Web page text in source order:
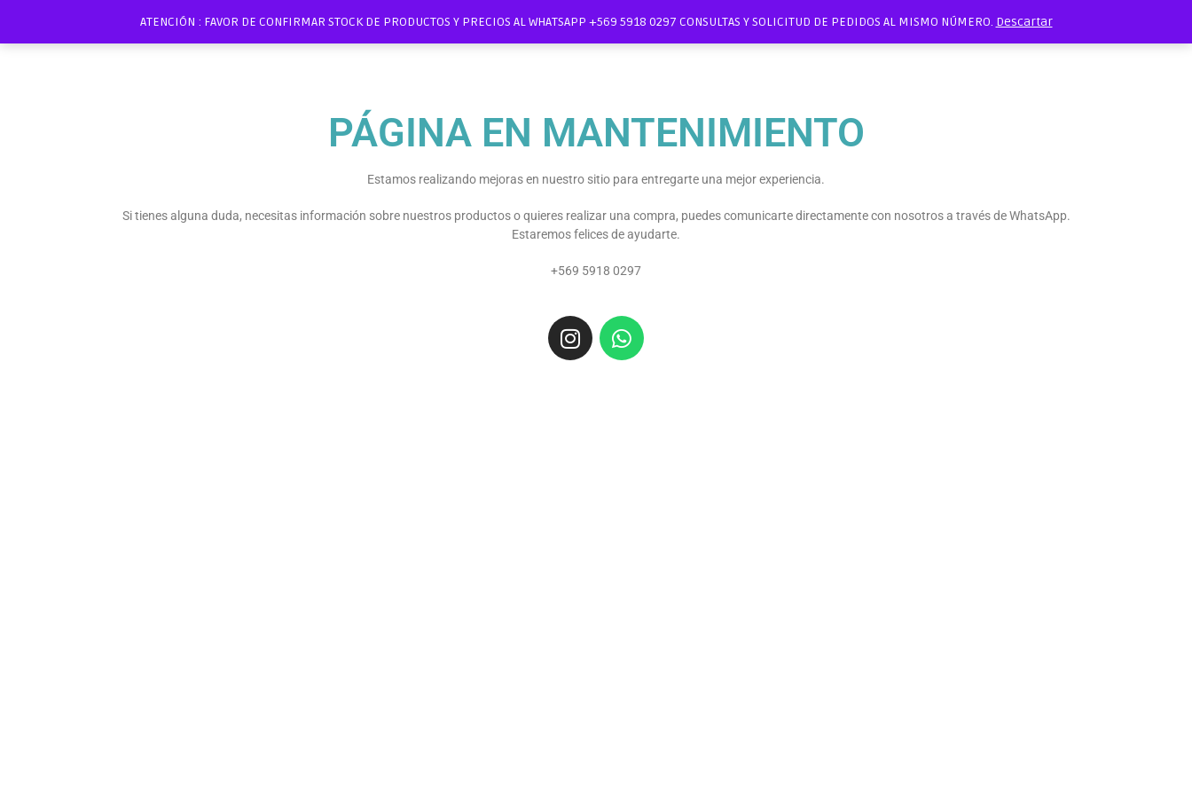
ATENCIÓN : FAVOR DE CONFIRMAR STOCK DE PRODUCTOS Y PRECIOS AL WHATSAPP +569 5918 0297 CONSULTAS Y SOLICITUD DE PEDIDOS AL MISMO NÚMERO. Descartar
PÁGINA EN MANTENIMIENTO
Estamos realizando mejoras en nuestro sitio para entregarte una mejor experiencia.
Si tienes alguna duda, necesitas información sobre nuestros productos o quieres realizar una compra, puedes comunicarte directamente con nosotros a través de WhatsApp.
Estaremos felices de ayudarte.
+569 5918 0297